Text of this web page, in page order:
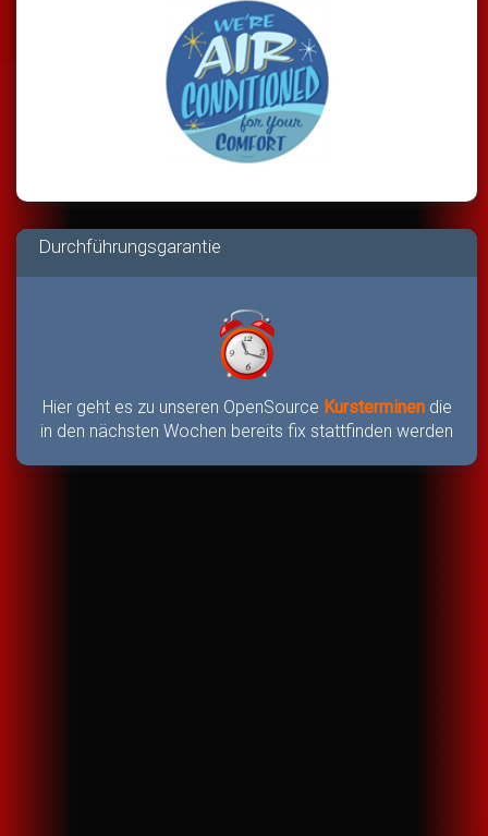
Durchführungsgarantie
Hier geht es zu unseren OpenSource Kursterminen die
in den nächsten Wochen bereits fix stattfinden werden